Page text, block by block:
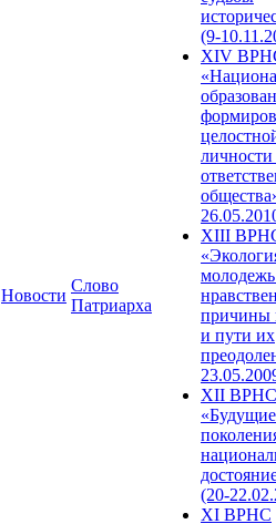
Новости
Слово
Патриарха
(9-
XIV
XIII
причины
и пути их
XII ВРНС
«Будущие
(20-
XI ВРНС